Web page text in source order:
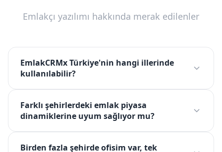
Emlakçı yazılımı hakkında merak edilenler
EmlakCRMx Türkiye'nin hangi illerinde
kullanılabilir?
Farklı şehirlerdeki emlak piyasa
dinamiklerine uyum sağlıyor mu?
Birden fazla şehirde ofisim var, tek